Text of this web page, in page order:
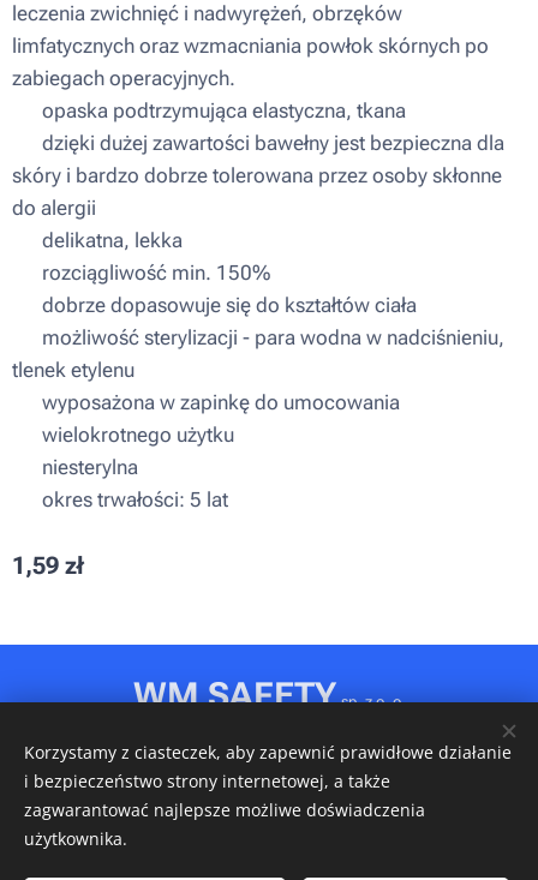
leczenia zwichnięć i nadwyrężeń, obrzęków
limfatycznych oraz wzmacniania powłok skórnych po
zabiegach operacyjnych.
▪ opaska podtrzymująca elastyczna, tkana
▪ dzięki dużej zawartości bawełny jest bezpieczna dla
skóry i bardzo dobrze tolerowana przez osoby skłonne
do alergii
▪ delikatna, lekka
▪ rozciągliwość min. 150%
▪ dobrze dopasowuje się do kształtów ciała
▪ możliwość sterylizacji - para wodna w nadciśnieniu,
tlenek etylenu
▪ wyposażona w zapinkę do umocowania
▪ wielokrotnego użytku
▪ niesterylna
▪ okres trwałości: 5 lat
1,59 zł
WM SAFETY sp. z o. o.
NIP: 6472611346 • REGON: 540606150 • KRS: 0001148349
Ciasteczka
Korzystamy z ciasteczek, aby zapewnić prawidłowe działanie
i bezpieczeństwo strony internetowej, a także
zagwarantować najlepsze możliwe doświadczenia
użytkownika.